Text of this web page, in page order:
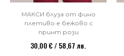
МАКСИ блуза от фино
плетиво е бежово с
принт рози
30,00 € / 58,67 лв.